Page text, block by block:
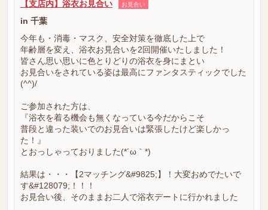
【支店内】浴衣お見合い お見合い
in 千葉
今年も・消毒・マスク、安全対策を徹底した上で
年齢層を変え、浴衣お見合いを2回開催いたしました！
皆さん思い思いに色とりどりの浴衣を身にまとい
お見合いをされている姿は最高にファンタスティックでした
(^^)/
ご参加された方は、
『浴衣を着る機会も無くなっている今だからこそ
普段と違った装いでのお見合いは緊張したけど楽しかっ
た！』
とおっしゃっておりました(*´ω｀*)
結果は・・・【2マッチング&#9825;】！大変おめでたいで
す&#128079;！！！
お見合い後、そのままお二人で浴衣デートに行かれました